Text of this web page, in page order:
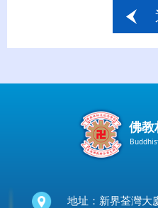
佛教
地址：新界荃灣大